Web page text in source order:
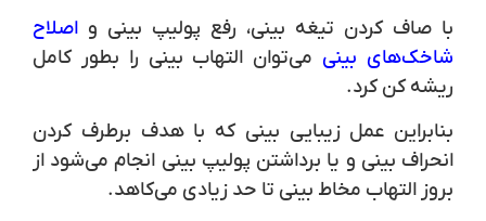
با صاف کردن تیغه بینی، رفع پولیپ بینی و اصلاح
شاخک‌های بینیمی‌توان التهاب بینی را بطور کامل
ریشه کن کرد.
بنابراین عمل زیبایی بینی که با هدف برطرف کردن
انحراف بینی و یا برداشتن پولیپ بینی انجام می‌شود از
بروز التهاب مخاط بینی تا حد زیادی می‌کاهد.